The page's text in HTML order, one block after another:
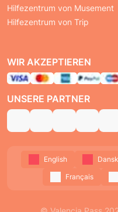
Hilfezentrum von Musement
Hilfezentrum von Trip
WIR AKZEPTIEREN
UNSERE PARTNER
English Dansk
Français